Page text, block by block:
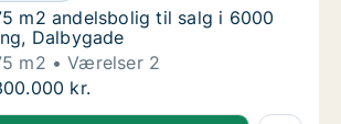
m2 andelsbolig til salg i 6000
m2 andelsbolig til salg i 6000
Dalbygade
m2
Værelser 2
m2 andelsbolig til salg i 6000
kr.